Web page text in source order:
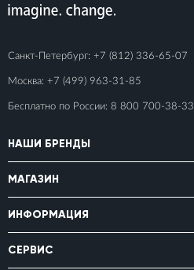
Санкт-Петербург: +7 (812) 336-65-07
Москва: +7 (499) 963-31-85
Бесплатно по России: 8 800 700-38-33
НАШИ БРЕНДЫ
МАГАЗИН
ИНФОРМАЦИЯ
СЕРВИС